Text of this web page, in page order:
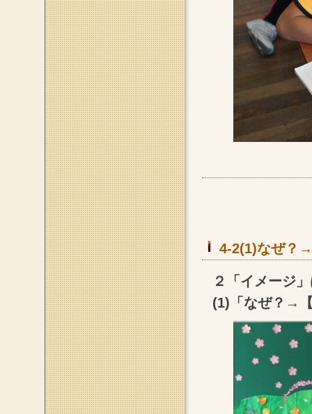
4-2(1)なぜ？
２「イメージ
(1)「なぜ？→